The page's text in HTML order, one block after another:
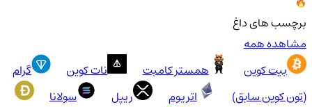
برچسب های داغ
مشاهده همه
بیت کوین
همستر کامبت نات کوین
گرام
(تون کوین سابق)
اتریوم ریپل
سولانا